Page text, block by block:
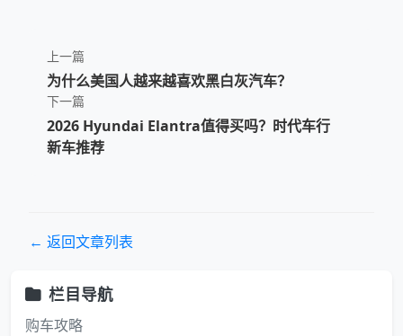
上一篇
为什么美国人越来越喜欢黑白灰汽车？
下一篇
2026 Hyundai Elantra值得买吗？时代车行
新车推荐
← 返回文章列表
栏目导航
购车攻略